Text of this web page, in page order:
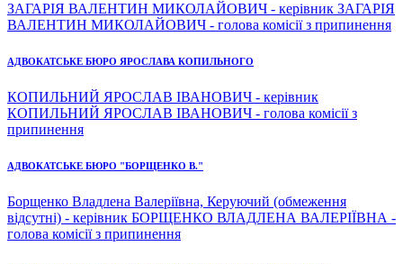
ЗАГАРІЯ ВАЛЕНТИН МИКОЛАЙОВИЧ - керівник ЗАГАРІЯ
ВАЛЕНТИН МИКОЛАЙОВИЧ - голова комісії з припинення
АДВОКАТСЬКЕ БЮРО ЯРОСЛАВА КОПИЛЬНОГО
КОПИЛЬНИЙ ЯРОСЛАВ ІВАНОВИЧ - керівник
КОПИЛЬНИЙ ЯРОСЛАВ ІВАНОВИЧ - голова комісії з
припинення
АДВОКАТСЬКЕ БЮРО "БОРЩЕНКО В."
Борщенко Владлена Валеріївна, Керуючий (обмеження
відсутні) - керівник БОРЩЕНКО ВЛАДЛЕНА ВАЛЕРІЇВНА -
голова комісії з припинення